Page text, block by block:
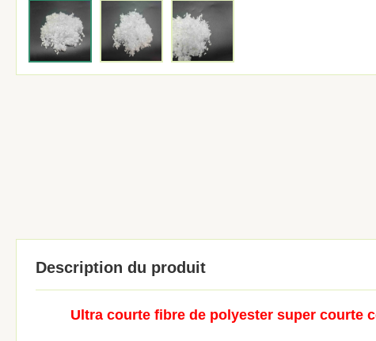
Description du produit
Ultra courte fibre de polyester super courte